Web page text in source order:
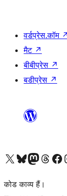
वर्डप्रेस.कॉम ↗
मैट ↗
बीबीप्रेस ↗
बडीप्रेस ↗
Visit our X (formerly Twitter) account
हमारे बलुस्की खाते पर जाएँVisit our Mastodon
हमारे थ्रेड्स अकाउंट पर जाएंहमारे फेसबुक पेज पर जाएँ
कोड काव्य हैं।